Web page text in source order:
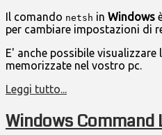
Il comando netsh in Windows
per cambiare impostazioni di
E' anche possibile
memorizzate nel vostro pc.
Leggi tutto...
Windows Command